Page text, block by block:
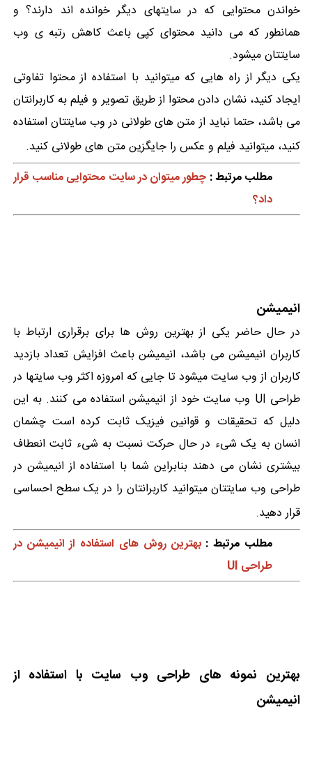
خواندن محتوایی که در سایتهای دیگر خوانده اند دارند؟ و
همانطور که می دانید محتوای کپی باعث کاهش رتبه ی وب
سایتتان میشود.
یکی دیگر از راه هایی که میتوانید با استفاده از محتوا تفاوتی
ایجاد کنید، نشان دادن محتوا از طریق تصویر و فیلم به کاربرانتان
می باشد، حتما نباید از متن های طولانی در وب سایتتان استفاده
کنید، میتوانید فیلم و عکس را جایگزین متن های طولانی کنید.
مطلب مرتبط : چطور میتوان در سایت محتوایی مناسب قرار
داد؟
انیمیشن
در حال حاضر یکی از بهترین روش ها برای برقراری ارتباط با
کاربران انیمیشن می باشد، انیمیشن باعث افزایش تعداد بازدید
کاربران از وب سایت میشود تا جایی که امروزه اکثر وب سایتها در
طراحی UI وب سایت خود از انیمیشن استفاده می کنند. به این
دلیل که تحقیقات و قوانین فیزیک ثابت کرده است چشمان
انسان به یک شیء در حال حرکت نسبت به شیء ثابت انعطاف
بیشتری نشان می دهند بنابراین شما با استفاده از انیمیشن در
طراحی وب سایتتان میتوانید کاربرانتان را در یک سطح احساسی
قرار دهید.
مطلب مرتبط :بهترین روش های استفاده از انیمیشن در
طراحی UI
بهترین نمونه های طراحی وب سایت با استفاده از
انیمیشن